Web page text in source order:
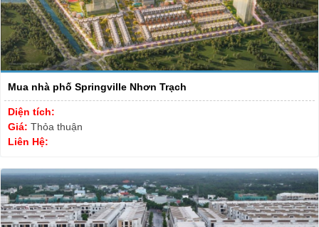
Mua nhà phố Springville Nhơn Trạch
Diện tích:
Giá: Thỏa thuận
Liên Hệ: